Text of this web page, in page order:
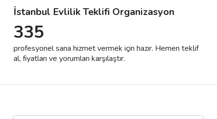
Destek
İletişim
İstanbul Evlilik Teklifi Organizasyon
335
profesyonel sana hizmet vermek için hazır. Hemen teklif
al, fiyatları ve yorumları karşılaştır.